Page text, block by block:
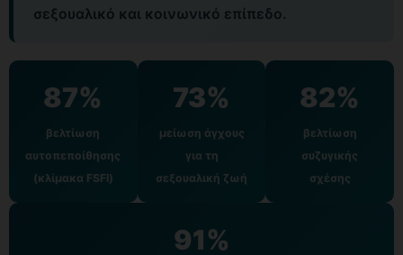
σεξουαλικό και κοινωνικό επίπεδο.
87%
βελτίωση
αυτοπεποίθησης
(κλίμακα FSFI)
73%
μείωση άγχους
για τη
σεξουαλική ζωή
82%
βελτίωση
συζυγικής
σχέσης
91%